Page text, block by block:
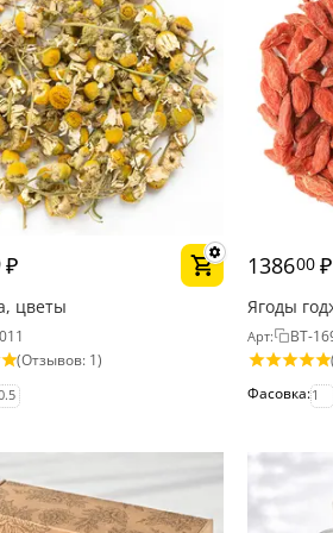
₽
цветы
(Отзывов: 1)
138600 ₽
Ягоды
Арт:
BT-
Фасовка:1